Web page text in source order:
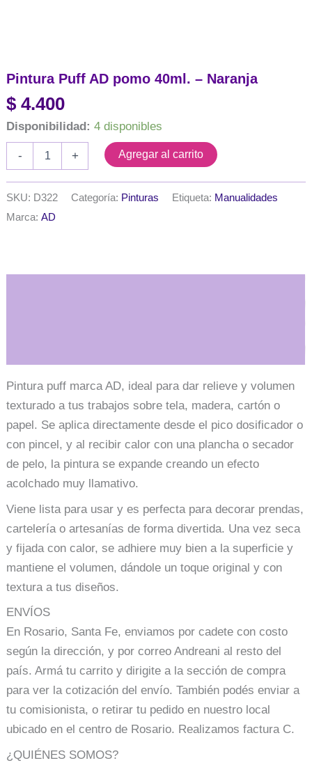
Pintura Puff AD pomo 40ml. – Naranja
$ 4.400
Disponibilidad: 4 disponibles
-
40ml.
-
+ Agregar al carrito
SKU: D322 Categoría: Pinturas Etiqueta: Manualidades
Marca:AD
Pintura puff marca AD, ideal para dar relieve y volumen
texturado a tus trabajos sobre tela, madera, cartón o
papel. Se aplica directamente desde el pico dosificador o
con pincel, y al recibir calor con una plancha o secador
de pelo, la pintura se expande creando un efecto
acolchado muy llamativo.
Viene lista para usar y es perfecta para decorar prendas,
cartelería o artesanías de forma divertida. Una vez seca
y fijada con calor, se adhiere muy bien a la superficie y
mantiene el volumen, dándole un toque original y con
textura a tus diseños.
ENVÍOS
En Rosario, Santa Fe, enviamos por cadete con costo
según la dirección, y por correo Andreani al resto del
país. Armá tu carrito y dirigite a la sección de compra
para ver la cotización del envío. También podés enviar a
tu comisionista, o retirar tu pedido en nuestro local
ubicado en el centro de Rosario. Realizamos factura C.
¿QUIÉNES SOMOS?